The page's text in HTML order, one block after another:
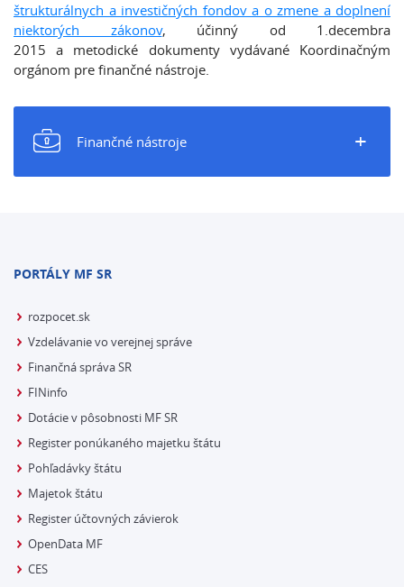
štrukturálnych a investičných fondov a o zmene a doplnení
niektorých zákonov, účinný od 1.decembra
2015 a metodické dokumenty vydávané Koordinačným
orgánom pre finančné nástroje.
+
Finančné nástroje
PORTÁLY MF SR
rozpocet.sk
Vzdelávanie vo verejnej správe
Finančná správa SR
FINinfo
Dotácie v pôsobnosti MF SR
Register ponúkaného majetku štátu
Pohľadávky štátu
Majetok štátu
Register účtovných závierok
OpenData MF
CES